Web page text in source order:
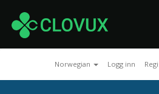
Norwegian Logg inn